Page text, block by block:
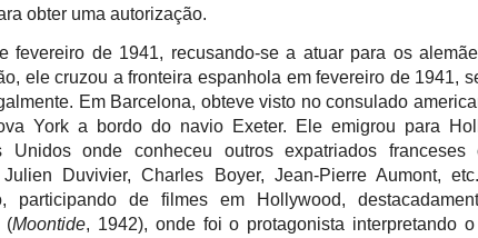
obter uma autorização.
fevereiro de 1941, recusando-se a atuar para os
ele cruzou a fronteira espanhola em fevereiro de 1941,
Em Barcelona, obteve visto no consulado
York a bordo do navio Exeter. Ele emigrou para
Unidos onde conheceu outros expatriados franceses
Julien Duvivier, Charles Boyer, Jean-Pierre Aumont,
participando de filmes em Hollywood,
(Moontide, 1942), onde foi o protagonista interpretando